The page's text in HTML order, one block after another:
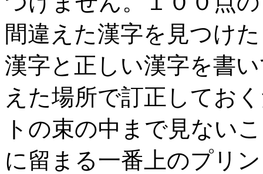
間違えた漢字を見つけ
漢字と正しい漢字を書
えた場所で訂正してお
トの束の中まで見ない
に留まる一番上のプリ